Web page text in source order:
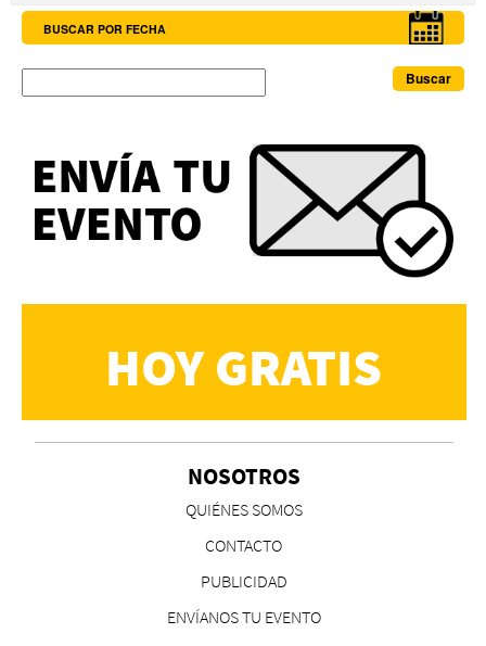
BUSCAR POR FECHA
HOY GRATIS
NOSOTROS
QUIÉNES SOMOS
CONTACTO
PUBLICIDAD
ENVÍANOS TU EVENTO